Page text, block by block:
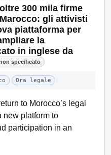
300 mila firme
gli attivisti
piattaforma per
la
in inglese da
specificato
Ora legale
to Morocco’s legal
new platform to
participation in an